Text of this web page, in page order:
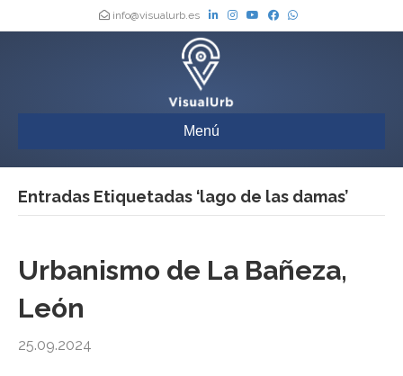
info@visualurb.es
Menú
Entradas Etiquetadas ‘lago de las damas’
Urbanismo de La Bañeza,
León
25.09.2024